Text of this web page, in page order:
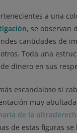
a una
, se observan
cantidades de
otros. Toda una
dinero en sus
escandaloso si
muy
de la
de estas figuras